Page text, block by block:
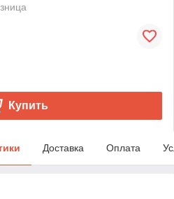
Купить
Доставка Оплата